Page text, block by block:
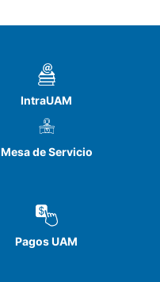
IntraUAM
Mesa de Servicio
Pagos UAM